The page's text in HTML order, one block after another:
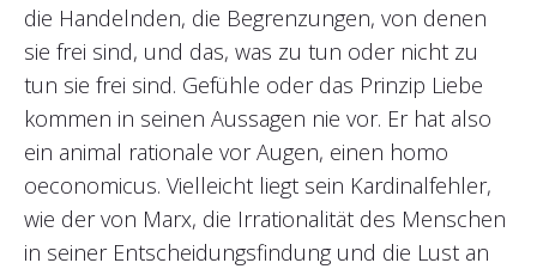
die Handelnden, die Begrenzungen, von denen
sie frei sind, und das, was zu tun oder nicht zu
tun sie frei sind. Gefühle oder das Prinzip Liebe
kommen in seinen Aussagen nie vor. Er hat also
ein animal rationale vor Augen, einen homo
oeconomicus. Vielleicht liegt sein Kardinalfehler,
wie der von Marx, die Irrationalität des Menschen
in seiner Entscheidungsfindung und die Lust an